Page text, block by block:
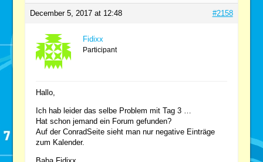
December 5, 2017 at 12:48 #2158
Fidixx
Participant
Hallo,
Ich hab leider das selbe Problem mit Tag 3 …
Hat schon jemand ein Forum gefunden?
Auf der ConradSeite sieht man nur negative Einträge
zum Kalender.